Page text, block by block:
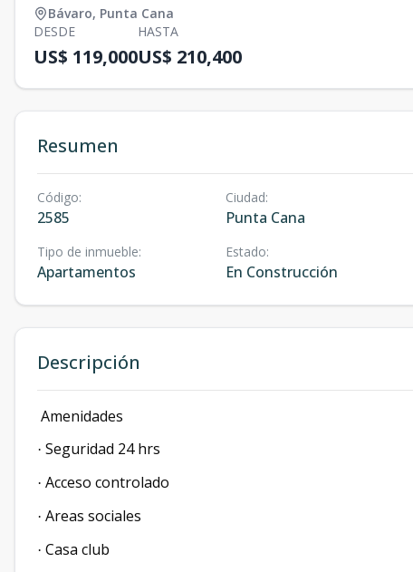
Bávaro, Punta Cana
DESDE
US$ 119,000
HASTA
US$ 210,400
Resumen
Código:
2585
Ciudad:
Punta Cana
Tipo de inmueble:
Apartamentos
Estado:
En Construcción
Descripción
Amenidades
· Seguridad 24 hrs
· Acceso controlado
· Areas sociales
· Casa club